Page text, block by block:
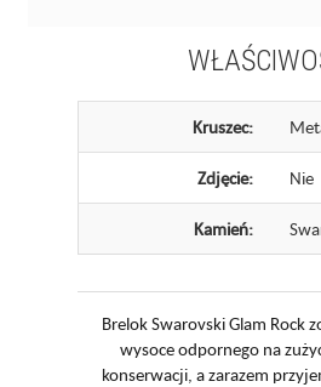
Kruszec:
Zdjęcie: Nie
Kamień:
Brelok Swarovski Glam Rock
wysoce odpornego na
konserwacji, a zarazem